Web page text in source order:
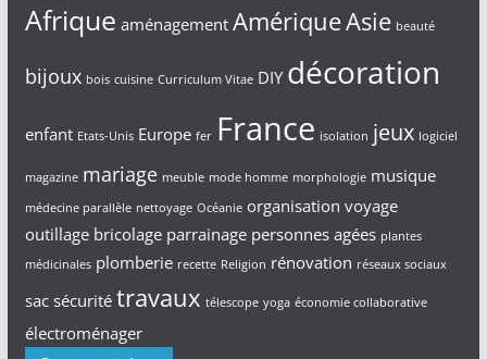
Afrique aménagement AmériqueAsie beauté
bijoux bois cuisine Curriculum Vitae DIY décoration
enfant Etats-Unis Europe fer France isolation jeux logiciel
magazine mariage meuble mode homme morphologie musique
médecine parallèle nettoyage Océanie organisation voyage
outillage bricolage parrainage personnes agées plantes
médicinales plomberie recette Religion rénovation réseaux sociaux
sac sécurité travaux télescope yoga économie collaborative
électroménager